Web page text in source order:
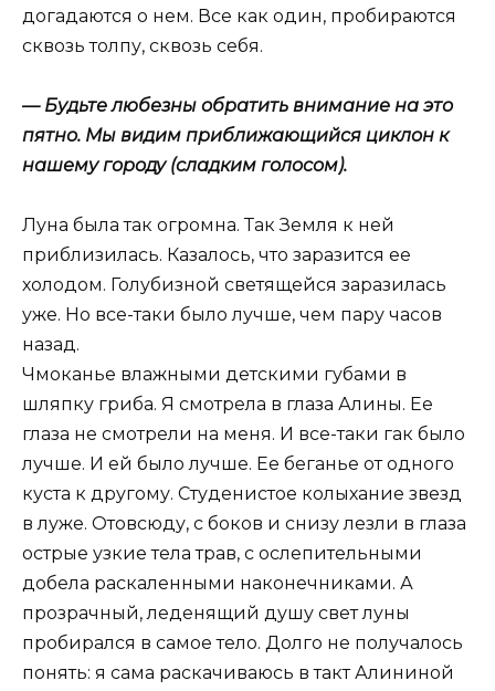
догадаются о нем. Все как один, пробираются
сквозь толпу, сквозь себя.
— Будьте любезны обратить внимание на это
пятно. Мы видим приближающийся циклон к
нашему городу (сладким голосом).
Луна была так огромна. Так Земля к ней
приблизилась. Казалось, что заразится ее
холодом. Голубизной светящейся заразилась
уже. Но все-таки было лучше, чем пару часов
назад.
Чмоканье влажными детскими губами в
шляпку гриба. Я смотрела в глаза Алины. Ее
глаза не смотрели на меня. И все-таки гак было
лучше. И ей было лучше. Ее беганье от одного
куста к другому. Студенистое колыхание звезд
в луже. Отовсюду, с боков и снизу лезли в глаза
острые узкие тела трав, с ослепительными
добела раскаленными наконечниками. А
прозрачный, леденящий душу свет луны
пробирался в самое тело. Долго не получалось
понять: я сама раскачиваюсь в такт Алининой